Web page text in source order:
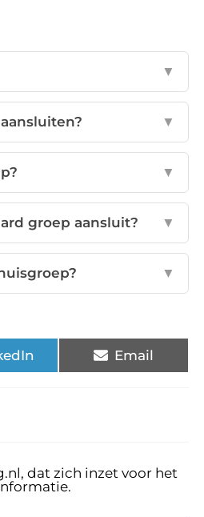
▼
▼
▼
groep aansluit? ▼
▼
Email
dat zich inzet voor het